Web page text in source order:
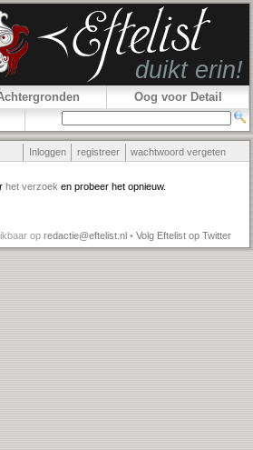
Oog voor Detail
Inloggen registreer wachtwoord vergeten
het verzoek en probeer het opnieuw.
op redactie@eftelist.nl • Volg Eftelist op Twitter